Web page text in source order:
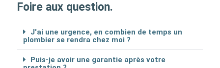
Foire aux question.
J'ai une urgence, en combien de temps un
plombier se rendra chez moi ?
Puis-je avoir une garantie après votre